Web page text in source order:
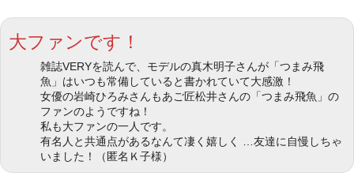
大ファンです！
雑誌VERYを読んで、モデルの真木明子さんが「つまみ飛
魚」はいつも常備していると書かれていて大感激！
女優の岩崎ひろみさんもあご匠松井さんの「つまみ飛魚」の
ファンのようですね！
私も大ファンの一人です。
有名人と共通点があるなんて凄く嬉しく …友達に自慢しちゃ
いました！（匿名Ｋ子様）